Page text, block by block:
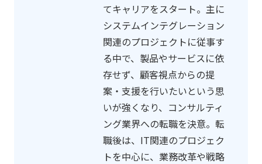
てキャリアをスタート。主に
システムインテグレーション
関連のプロジェクトに従事す
る中で、製品やサービスに依
存せず、顧客視点からの提
案・支援を行いたいという思
いが強くなり、コンサルティ
ング業界への転職を決意。転
職後は、IT関連のプロジェク
トを中心に、業務改革や戦略